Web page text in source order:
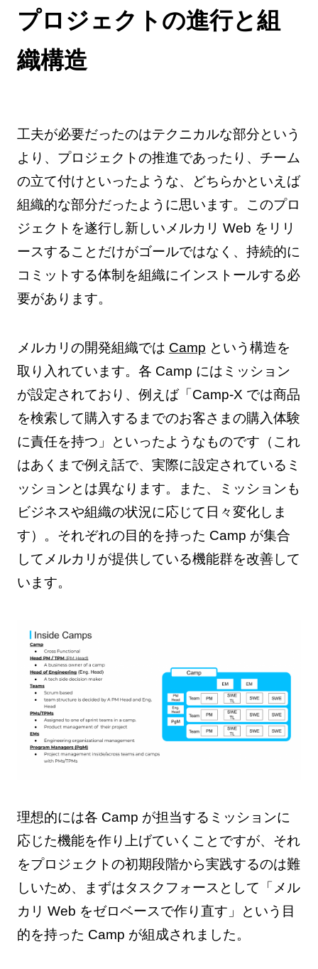
プロジェクトの進行と組
織構造
工夫が必要だったのはテクニカルな部分という
より、プロジェクトの推進であったり、チーム
の立て付けといったような、どちらかといえば
組織的な部分だったように思います。このプロ
ジェクトを遂行し新しいメルカリ Web をリリ
ースすることだけがゴールではなく、持続的に
コミットする体制を組織にインストールする必
要があります。
メルカリの開発組織では Camp という構造を
取り入れています。各 Camp にはミッション
が設定されており、例えば「Camp-X では商品
を検索して購入するまでのお客さまの購入体験
に責任を持つ」といったようなものです（これ
はあくまで例え話で、実際に設定されているミ
ッションとは異なります。また、ミッションも
ビジネスや組織の状況に応じて日々変化しま
す）。それぞれの目的を持った Camp が集合
してメルカリが提供している機能群を改善して
います。
理想的には各 Camp が担当するミッションに
応じた機能を作り上げていくことですが、それ
をプロジェクトの初期段階から実践するのは難
しいため、まずはタスクフォースとして「メル
カリ Web をゼロベースで作り直す」という目
的を持った Camp が組成されました。